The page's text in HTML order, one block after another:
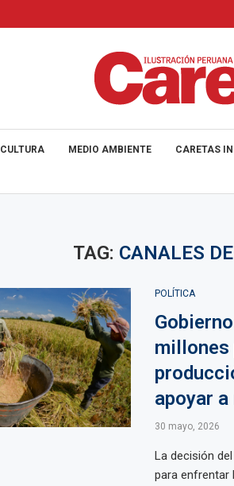
CULTURA MEDIO AMBIENTE CARETAS
TAG: CANALES
POLÍTICA
millones
apoyar
30 mayo, 2026
La decisión
para enfrentar